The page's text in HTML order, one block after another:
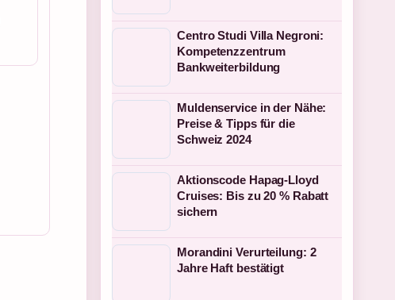
Centro Studi Villa Negroni:
Kompetenzzentrum
Bankweiterbildung
Muldenservice in der Nähe:
Preise & Tipps für die
Schweiz 2024
Aktionscode Hapag-Lloyd
Cruises: Bis zu 20 % Rabatt
sichern
Morandini Verurteilung: 2
Jahre Haft bestätigt